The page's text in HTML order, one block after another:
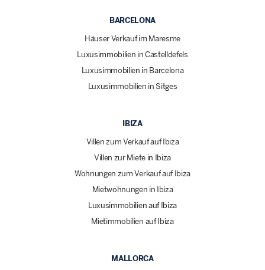
BARCELONA
Häuser Verkauf im Maresme
Luxusimmobilien in Castelldefels
Luxusimmobilien in Barcelona
Luxusimmobilien in Sitges
IBIZA
Villen zum Verkauf auf Ibiza
Villen zur Miete in Ibiza
Wohnungen zum Verkauf auf Ibiza
Mietwohnungen in Ibiza
Luxusimmobilien auf Ibiza
Mietimmobilien auf Ibiza
MALLORCA